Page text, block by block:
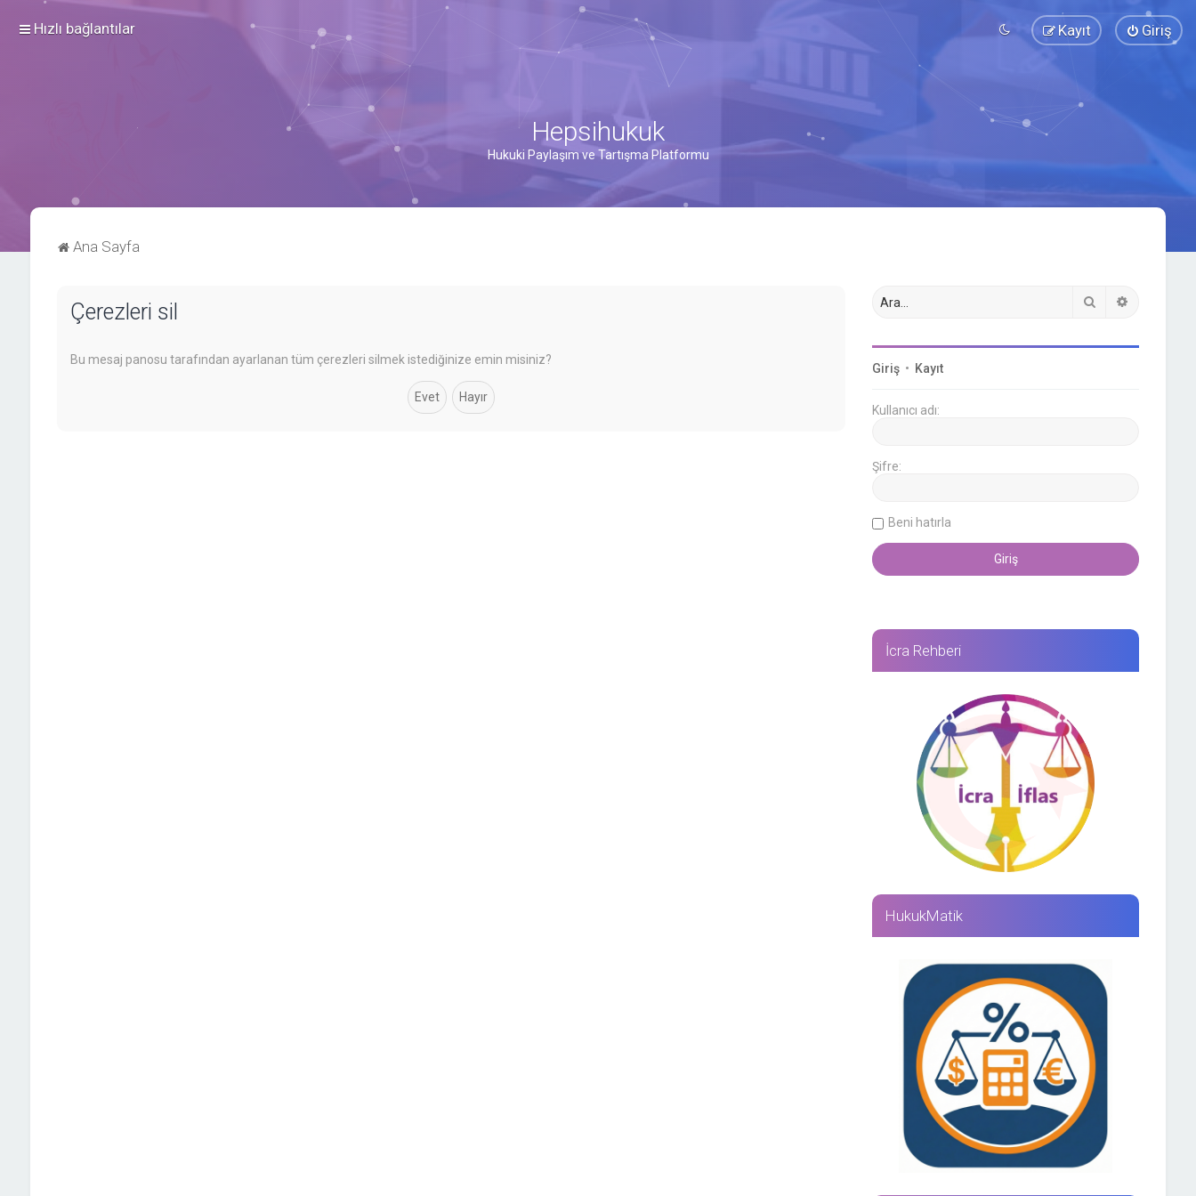
Hızlı bağlantılar Giriş
Kayıt
Hepsihukuk
Hukuki Paylaşım ve Tartışma Platformu
Ana Sayfa
Çerezleri sil
Bu mesaj panosu tarafından ayarlanan tüm çerezleri silmek istediğinize emin misiniz?
Ara
Giriş • Kayıt
Kullanıcı adı:
Şifre:
Beni hatırla
İcra Rehberi
HukukMatik